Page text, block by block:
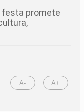
festa promete
A- A+